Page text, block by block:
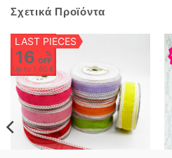
Σχετικά Προϊόντα
LAST PIECES
16
%
OFF
Up to 1,60 €